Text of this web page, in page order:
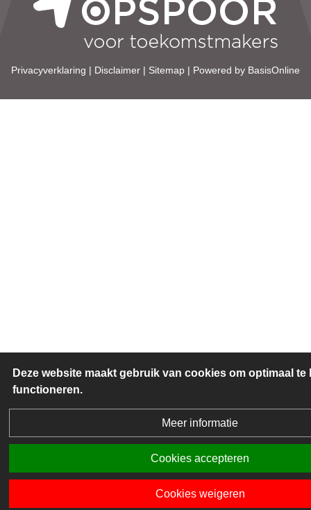
Privacyverklaring | Disclaimer | Sitemap | Powered by BasisOnline
Deze website maakt gebruik van cookies om optimaal te
functioneren.
Meer informatie
Cookies accepteren
Cookies weigeren